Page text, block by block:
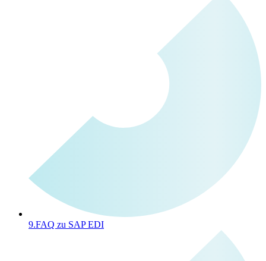
9.FAQ zu SAP EDI